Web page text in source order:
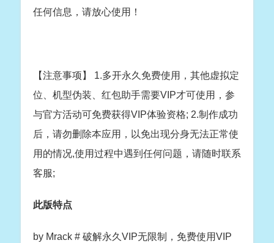
任何信息，请放心使用！
【注意事项】 1.多开永久免费使用，其他虚拟定
位、机型伪装、红包助手需要VIP才可使用，参
与官方活动可免费获得VIP体验资格; 2.制作成功
后，请勿删除本应用，以免出现分身无法正常使
用的情况,使用过程中遇到任何问题，请随时联系
客服;
此版特点
by Mrack # 破解永久VIP无限制，免费使用VIP